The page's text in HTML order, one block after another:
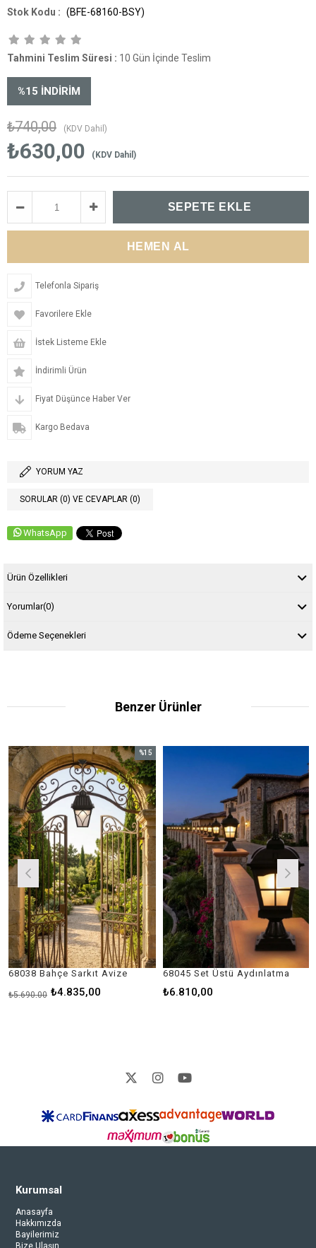
(BFE-68160-BSY)
Tahmini Teslim Süresi : 10 Gün İçinde Teslim
%15 İNDIRIM
₺740,00 (KDV Dahil)
₺630,00 (KDV Dahil)
Telefonla Sipariş
Favorilere Ekle
İstek Listeme Ekle
İndirimli Ürün
Fiyat Düşünce Haber Ver
Kargo Bedava
YORUM YAZ
SORULAR (0) VE CEVAPLAR (0)
WhatsApp
Ürün Özellikleri
Yorumlar(0)
Ödeme Seçenekleri
Benzer Ürünler
Bahçe Sarkıt Avize
₺4.835,00
%15
İndirim
%15İndirim
68045 Set Üstü Aydınlatma
₺6.810,00
Kurumsal
Anasayfa
Hakkımızda
Bayilerimiz
Bize Ulaşın